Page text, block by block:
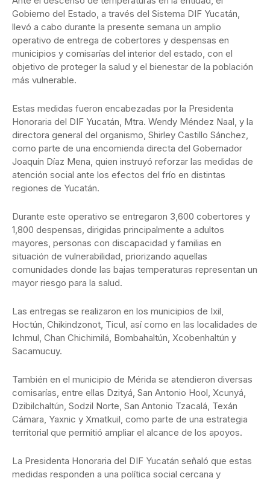
Gobierno del Estado, a través del Sistema DIF Yucatán,
llevó a cabo durante la presente semana un amplio
operativo de entrega de cobertores y despensas en
municipios y comisarías del interior del estado, con el
objetivo de proteger la salud y el bienestar de la población
más vulnerable.
Estas medidas fueron encabezadas por la Presidenta
Honoraria del DIF Yucatán, Mtra. Wendy Méndez Naal, y la
directora general del organismo, Shirley Castillo Sánchez,
como parte de una encomienda directa del Gobernador
Joaquín Díaz Mena, quien instruyó reforzar las medidas de
atención social ante los efectos del frío en distintas
regiones de Yucatán.
Durante este operativo se entregaron 3,600 cobertores y
1,800 despensas, dirigidas principalmente a adultos
mayores, personas con discapacidad y familias en
situación de vulnerabilidad, priorizando aquellas
comunidades donde las bajas temperaturas representan un
mayor riesgo para la salud.
Las entregas se realizaron en los municipios de Ixil,
Hoctún, Chikindzonot, Ticul, así como en las localidades de
Ichmul, Chan Chichimilá, Bombahaltún, Xcobenhaltún y
Sacamucuy.
También en el municipio de Mérida se atendieron diversas
comisarías, entre ellas Dzityá, San Antonio Hool, Xcunyá,
Dzibilchaltún, Sodzil Norte, San Antonio Tzacalá, Texán
Cámara, Yaxnic y Xmatkuil, como parte de una estrategia
territorial que permitió ampliar el alcance de los apoyos.
La Presidenta Honoraria del DIF Yucatán señaló que estas
medidas responden a una política social cercana y